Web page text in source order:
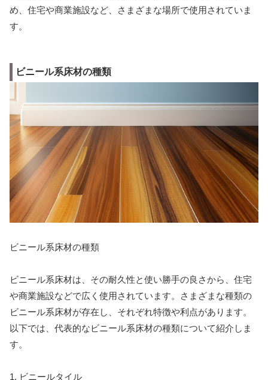
め、住宅や商業施設など、さまざまな場所で使用されていま
す。
ビニール系床材の種類
ビニール系床材の種類
ビニール系床材は、その耐久性と使い勝手の良さから、住宅
や商業施設などで広く使用されています。さまざまな種類の
ビニール系床材が存在し、それぞれ特徴や利点があります。
以下では、代表的なビニール系床材の種類について紹介しま
す。
1. ビニールタイル